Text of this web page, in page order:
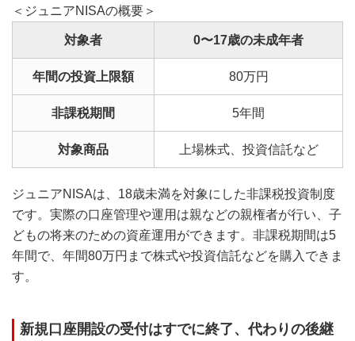
＜ジュニアNISAの概要＞
対象者 0〜17歳の未成年者
年間の投資上限額 80万円
非課税期間 5年間
対象商品 上場株式、投資信託など
ジュニアNISAは、18歳未満を対象にした非課税投資制度
です。実際の口座管理や運用は親などの親権者が行い、子
どもの将来のための資産運用ができます。非課税期間は5
年間で、年間80万円まで株式や投資信託などを購入できま
す。
新規口座開設の受付はすでに終了、代わりの後継